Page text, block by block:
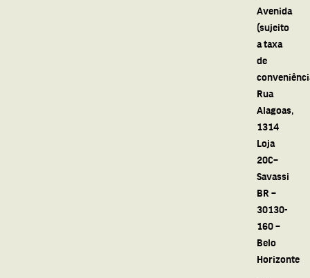
Avenida
(sujeito
a taxa
de
Rua
Alagoas,
1314
Loja
20C–
Savassi
BR –
30130-
160 –
Belo
Horizonte